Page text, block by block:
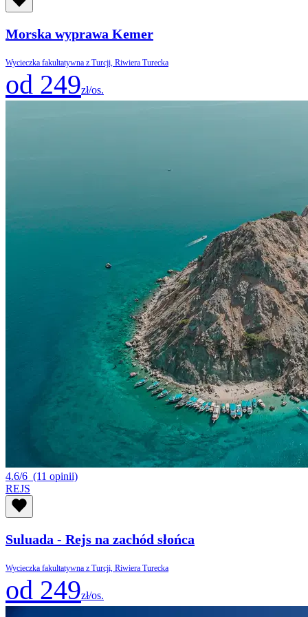
Morska wyprawa Kemer
Wycieczka fakultatywna z Turcji, Riwiera Turecka
od 249zł/os.
4.6/6 (11 opinii)
REJS
Suluada - Rejs na zachód słońca
Wycieczka fakultatywna z Turcji, Riwiera Turecka
od 249zł/os.